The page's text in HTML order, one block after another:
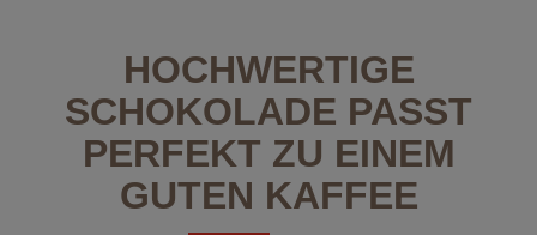
HOCHWERTIGE
SCHOKOLADE PASST
PERFEKT ZU EINEM
GUTEN KAFFEE